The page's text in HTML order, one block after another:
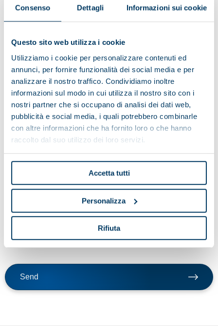
Consenso Dettagli Informazioni sui cookie
Questo sito web utilizza i cookie
Utilizziamo i cookie per personalizzare contenuti ed
annunci, per fornire funzionalità dei social media e per
analizzare il nostro traffico. Condividiamo inoltre
informazioni sul modo in cui utilizza il nostro sito con i
nostri partner che si occupano di analisi dei dati web,
pubblicità e social media, i quali potrebbero combinarle
con altre informazioni che ha fornito loro o che hanno
raccolto dal suo utilizzo dei loro servizi.
Accetta tutti
Personalizza
Rifiuta
To receive marketing activities
I consent I do not consent
To profiling activities
By clicking send button, I confirm that I request the service
indicated in point a) of these guidelines; my consent to the
processing of data for the purposes of the service, including the
processing methods mentioned in these guidelines, including
Send